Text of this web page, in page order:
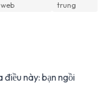
web
trung
này: bạn ngồi